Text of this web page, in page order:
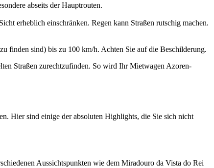
abseits der Hauptrouten.
erheblich einschränken. Regen kann Straßen rutschig machen.
finden sind) bis zu 100 km/h. Achten Sie auf die Beschilderung.
Straßen zurechtzufinden. So wird Ihr Mietwagen Azoren-
Hier sind einige der absoluten Highlights, die Sie sich nicht
Aussichtspunkten wie dem Miradouro da Vista do Rei